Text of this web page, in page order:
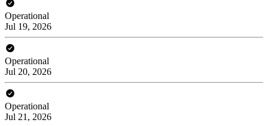
Operational
Jul 19, 2026
Operational
Jul 20, 2026
Operational
Jul 21, 2026